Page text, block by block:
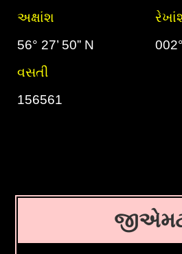
અક્ષાંશ
56° 27’ 50” N
વસતી
156561